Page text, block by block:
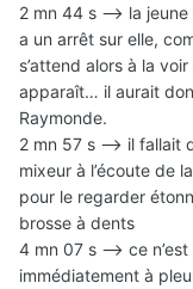
2 mn 44 s —> la
a un arrêt sur elle,
s’attend alors à la
apparaît… il aurait
Raymonde.
2 mn 57 s —> il fallait
mixeur à l’écoute de
pour le regarder
brosse à dents
4 mn 07 s —> ce
immédiatement à